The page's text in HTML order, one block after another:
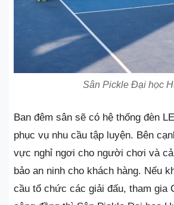
Sân Pickle Đại học
Ban đêm sân sẽ có hệ thống đèn
phục vụ nhu cầu tập luyện. Bên
vực nghỉ ngơi cho người chơi và
bảo an ninh cho khách hàng. Nếu
cầu tổ chức các giải đấu, tham gia